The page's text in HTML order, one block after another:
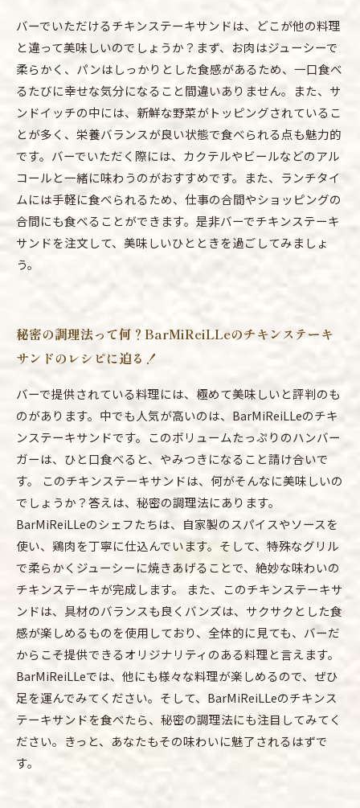
バーでいただけるチキンステーキサンドは、どこが他の料理
と違って美味しいのでしょうか？まず、お肉はジューシーで
柔らかく、パンはしっかりとした食感があるため、一口食べ
るたびに幸せな気分になること間違いありません。また、サ
ンドイッチの中には、新鮮な野菜がトッピングされているこ
とが多く、栄養バランスが良い状態で食べられる点も魅力的
です。バーでいただく際には、カクテルやビールなどのアル
コールと一緒に味わうのがおすすめです。また、ランチタイ
ムには手軽に食べられるため、仕事の合間やショッピングの
合間にも食べることができます。是非バーでチキンステーキ
サンドを注文して、美味しいひとときを過ごしてみましょ
う。
秘密の調理法って何？BarMiReiLLeのチキンステーキ
サンドのレシピに迫る！
バーで提供されている料理には、極めて美味しいと評判のも
のがあります。中でも人気が高いのは、BarMiReiLLeのチキ
ンステーキサンドです。このボリュームたっぷりのハンバー
ガーは、ひと口食べると、やみつきになること請け合いで
す。 このチキンステーキサンドは、何がそんなに美味しいの
でしょうか？答えは、秘密の調理法にあります。
BarMiReiLLeのシェフたちは、自家製のスパイスやソースを
使い、鶏肉を丁寧に仕込んでいます。そして、特殊なグリル
で柔らかくジューシーに焼きあげることで、絶妙な味わいの
チキンステーキが完成します。 また、このチキンステーキサ
ンドは、具材のバランスも良くバンズは、サクサクとした食
感が楽しめるものを使用しており、全体的に見ても、バーだ
からこそ提供できるオリジナリティのある料理と言えます。
BarMiReiLLeでは、他にも様々な料理が楽しめるので、ぜひ
足を運んでみてください。そして、BarMiReiLLeのチキンス
テーキサンドを食べたら、秘密の調理法にも注目してみてく
ださい。きっと、あなたもその味わいに魅了されるはずで
す。